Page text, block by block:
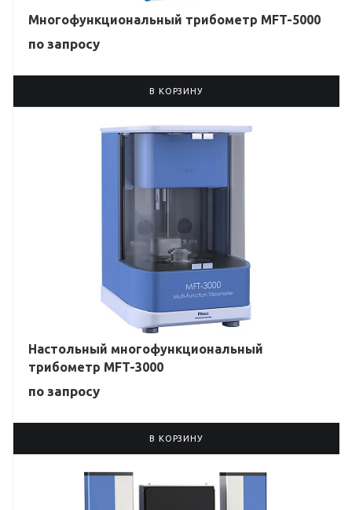
Многофункциональный трибометр MFT-5000
по запросу
В КОРЗИНУ
Настольный многофункциональный
трибометр MFT-3000
по запросу
В КОРЗИНУ